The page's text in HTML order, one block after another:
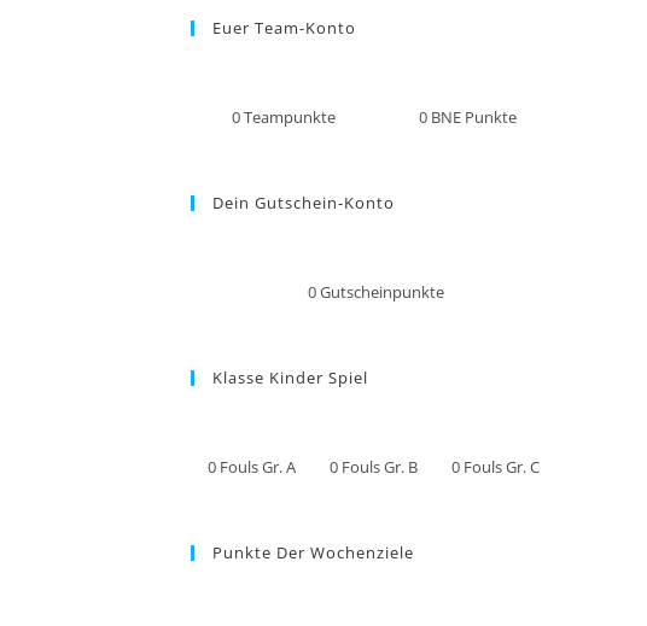
Euer Team-Konto
0Teampunkte 0 BNE Punkte
Dein Gutschein-Konto
0Gutscheinpunkte
Klasse Kinder Spiel
0 Fouls Gr. A 0 Fouls Gr. B 0 Fouls Gr. C
Punkte Der Wochenziele